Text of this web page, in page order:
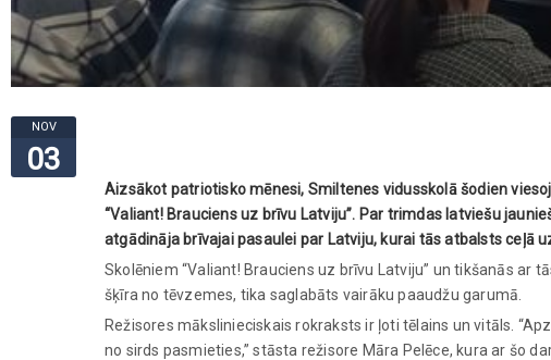
NOV
03
Aizsākot patriotisko mēnesi, Smiltenes vidusskolā šodien
“Valiant! Brauciens uz brīvu Latviju”. Par trimdas latviešu
atgādināja brīvajai pasaulei par Latviju, kurai tās atbalsts ceļā
Skolēniem “Valiant! Brauciens uz brīvu Latviju” un tikšanās
šķīra no tēvzemes, tika saglabāts vairāku paaudžu garumā.
Režisores mākslinieciskais rokraksts ir ļoti tēlains un vitāls.
no sirds pasmieties,” stāsta režisore Māra Pelēce, kura ar šo